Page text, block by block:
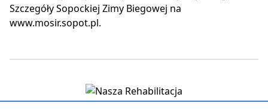
Szczegóły Sopockiej Zimy Biegowej na
www.mosir.sopot.pl.